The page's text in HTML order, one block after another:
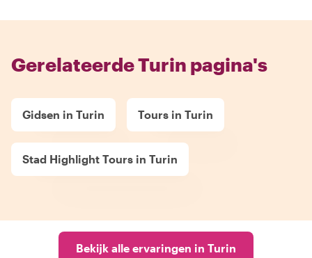
Gerelateerde Turin pagina's
Gidsen in Turin Tours in Turin
Stad Highlight Tours in Turin
Bekijk alle ervaringen in Turin